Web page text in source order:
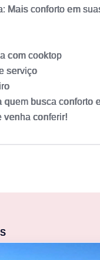
Mais conforto em
com cooktop
serviço
quem busca conforto
venha conferir!